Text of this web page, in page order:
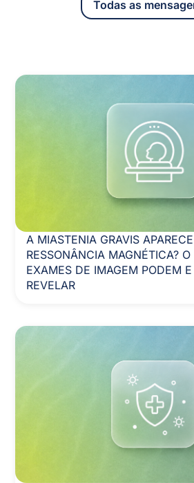
Todas as
A MIASTENIA GRAVIS
RESSONÂNCIA MAGNÉTICA?
EXAMES DE IMAGEM PODEM
REVELAR